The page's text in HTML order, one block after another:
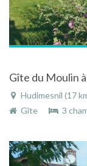
Gîte du Moulin
Hudimesnil (17
Gîte
3